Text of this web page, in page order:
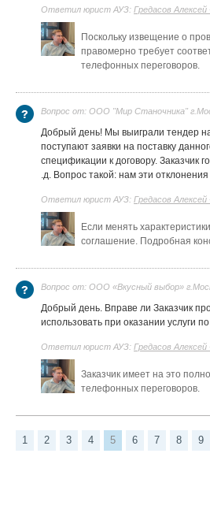
Ответил юрист АУЗ: Гредасов
Поскольку извещение о
правомерно требует
телефонных переговоров
Вопрос от: ООО "Мир Станочника"
Добрый день! Мы выиграли тендер
поступают заявки на поставку
спецификации к договору. Заказчик
.д. Вопрос такой: нам эти
Ответил юрист АУЗ: Гредасов
Если менять
соглашение. Подробная
Вопрос от: ООО «Вкусный выбор»
Добрый день. Вправе ли Заказчик
использовать при оказании услуги
Ответил юрист АУЗ: Гредасов
Заказчик имеет на это
телефонных переговоров
1 2 3 4 5 6 7 8 9